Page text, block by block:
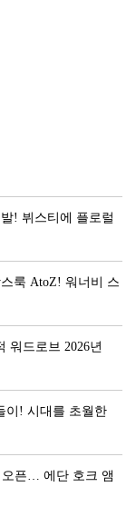
! 뷔스티에 플로럴
룩 AtoZ! 워너비 스
워드로브 2026년
이! 시대를 초월한
픈… 에단 호크 앰